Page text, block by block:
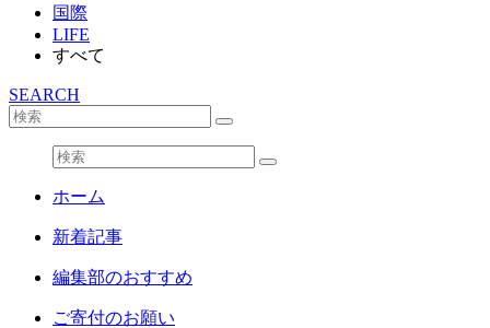
国際
LIFE
すべて
SEARCH
ホーム
新着記事
編集部のおすすめ
ご寄付のお願い